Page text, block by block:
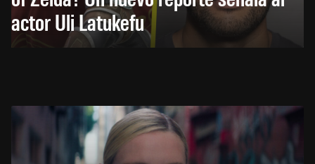
actor Uli Latukefu